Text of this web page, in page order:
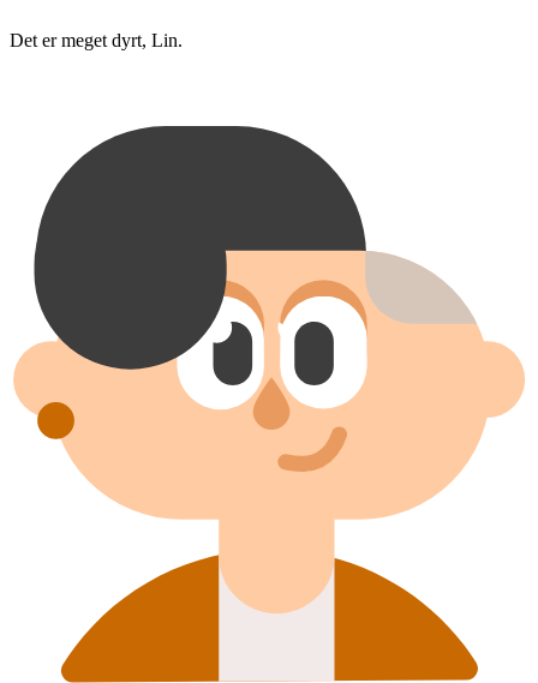
Det er meget dyrt, Lin.